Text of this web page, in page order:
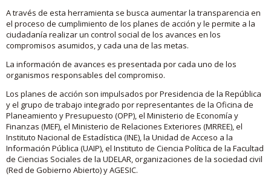
A través de esta herramienta se busca aumentar la transparencia en
el proceso de cumplimiento de los planes de acción y le permite a la
ciudadanía realizar un control social de los avances en los
compromisos asumidos, y cada una de las metas.
La información de avances es presentada por cada uno de los
organismos responsables del compromiso.
Los planes de acción son impulsados por Presidencia de la República
y el grupo de trabajo integrado por representantes de la Oficina de
Planeamiento y Presupuesto (OPP), el Ministerio de Economía y
Finanzas (MEF), el Ministerio de Relaciones Exteriores (MRREE), el
Instituto Nacional de Estadística (INE), la Unidad de Acceso a la
Información Pública (UAIP), el Instituto de Ciencia Política de la Facultad
de Ciencias Sociales de la UDELAR, organizaciones de la sociedad civil
(Red de Gobierno Abierto) y AGESIC.